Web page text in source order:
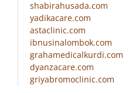
shabirahusada.com
yadikacare.com
astaclinic.com
ibnusinalombok.com
grahamedicalkurdi.com
dyanzacare.com
griyabromoclinic.com